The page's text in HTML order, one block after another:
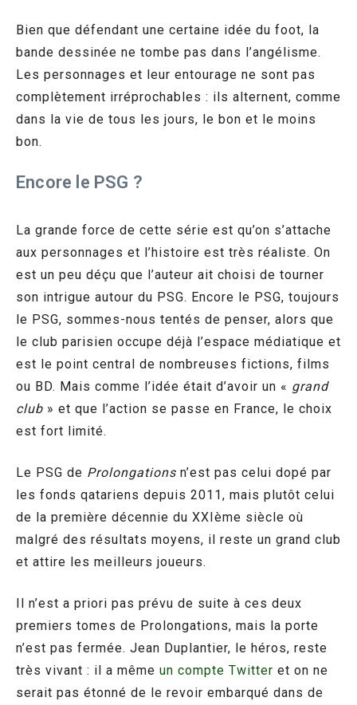
Bien que défendant une certaine idée du foot, la
bande dessinée ne tombe pas dans l’angélisme.
Les personnages et leur entourage ne sont pas
complètement irréprochables : ils alternent, comme
dans la vie de tous les jours, le bon et le moins
bon.
Encore le PSG ?
La grande force de cette série est qu’on s’attache
aux personnages et l’histoire est très réaliste. On
est un peu déçu que l’auteur ait choisi de tourner
son intrigue autour du PSG. Encore le PSG, toujours
le PSG, sommes-nous tentés de penser, alors que
le club parisien occupe déjà l’espace médiatique et
est le point central de nombreuses fictions, films
ou BD. Mais comme l’idée était d’avoir un « grand
club » et que l’action se passe en France, le choix
est fort limité.
Le PSG de Prolongations n’est pas celui dopé par
les fonds qatariens depuis 2011, mais plutôt celui
de la première décennie du XXIème siècle où
malgré des résultats moyens, il reste un grand club
et attire les meilleurs joueurs.
Il n’est a priori pas prévu de suite à ces deux
premiers tomes de Prolongations, mais la porte
n’est pas fermée. Jean Duplantier, le héros, reste
très vivant : il a même un compte Twitter et on ne
serait pas étonné de le revoir embarqué dans de